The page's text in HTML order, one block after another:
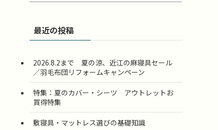
最近の投稿
2026.8.2まで 夏の涼、近江の麻寝具セール
／羽毛布団リフォームキャンペーン
特集：夏のカバー・シーツ アウトレットお
買得特集
敷寝具・マットレス選びの基礎知識